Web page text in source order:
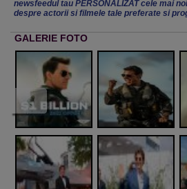
newsfeedul tau PERSONALIZAT cele mai
despre actorii si filmele tale preferate si
GALERIE FOTO